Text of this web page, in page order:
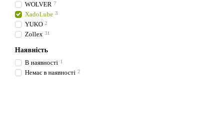
WOLVER 7
XadoLube 3
YUKO 2
Zollex 31
Наявність
В наявності 1
Немає в наявності 2